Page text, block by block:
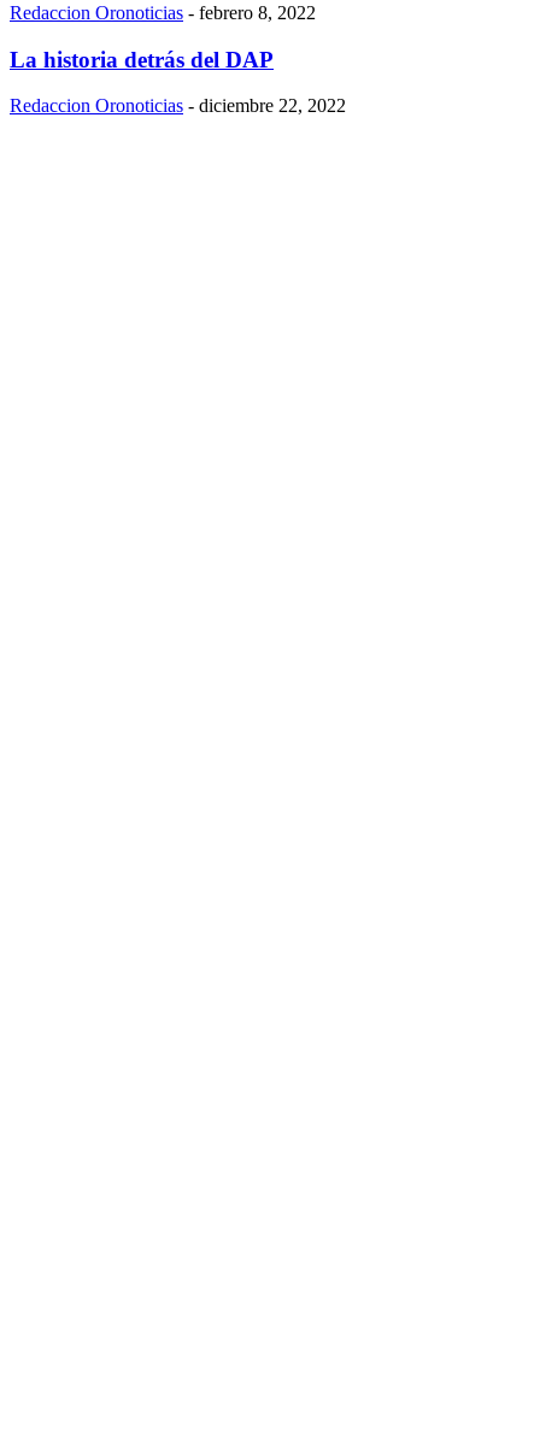
Redaccion Oronoticias - febrero 8, 2022
La historia detrás del DAP
Redaccion Oronoticias - diciembre 22, 2022